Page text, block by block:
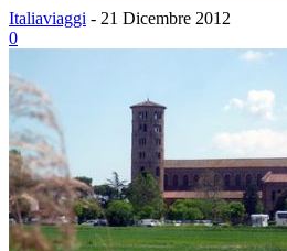
Italiaviaggi - 21 Dicembre 2012
0